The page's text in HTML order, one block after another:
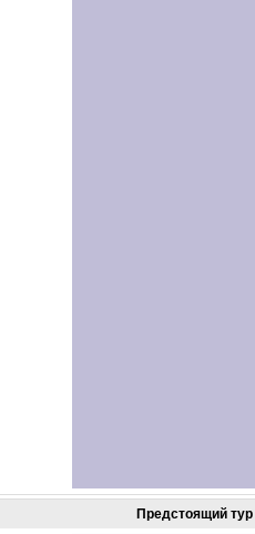
Предстоящий тур